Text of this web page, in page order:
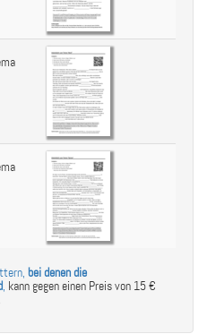
bei denen die
, kann gegen einen Preis von 15 €